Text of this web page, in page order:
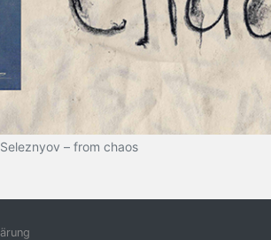
– from chaos